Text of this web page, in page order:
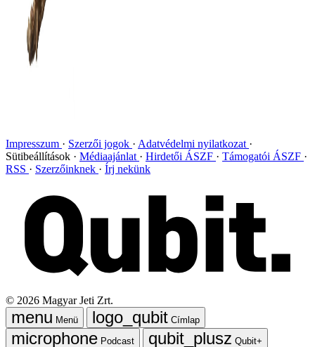
Impresszum Szerzői jogok
Adatvédelmi nyilatkozat
Sütibeállítások
Médiaajánlat Hirdetői ÁSZF
Támogatói ÁSZF
RSS
Szerzőinknek Írj nekünk
© 2026 Magyar Jeti Zrt.
Menü
Címlap
Podcast
Qubit+